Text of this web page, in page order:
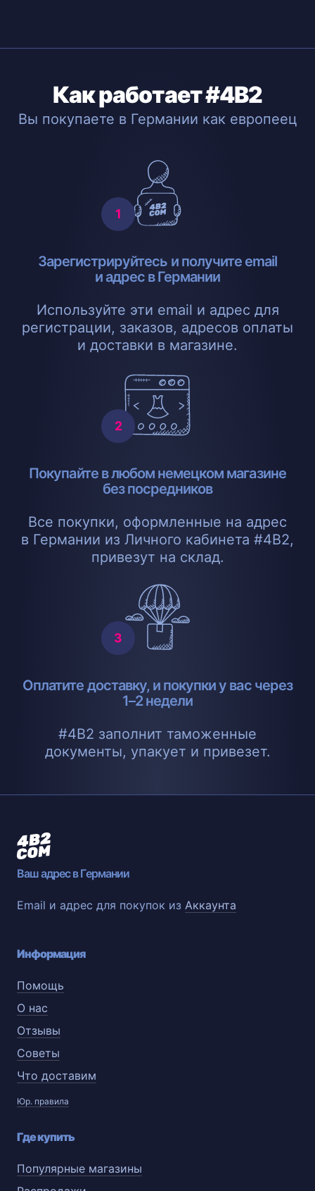
Как работает #4B2
Вы покупаете в Германии как европеец
Зарегистрируйтесь и получите email
и адрес в Германии
Используйте эти email и адрес для
регистрации, заказов, адресов оплаты
и доставки в магазине.
Покупайте в любом немецком магазине
без посредников
Все покупки, оформленные на адрес
в Германии из Личного кабинета #4B2,
привезут на склад.
Оплатите доставку, и покупки у вас через
1–2 недели
#4B2 заполнит таможенные
документы, упакует и привезет.
Ваш адрес в Германии
Email и адрес для покупок из Аккаунта
Информация
Помощь
О нас
Отзывы
Советы
Что доставим
Юр. правила
Где купить
Популярные магазины